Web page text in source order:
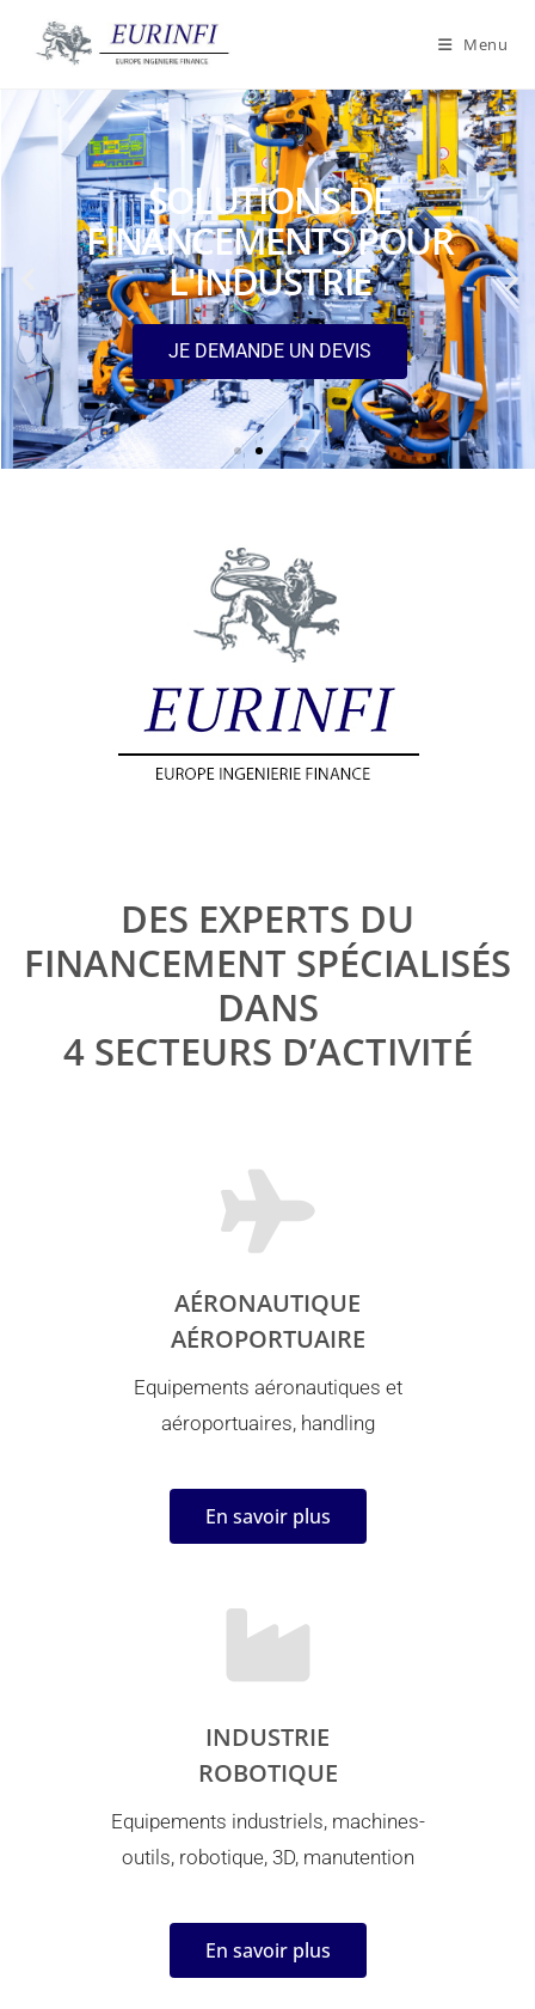
Menu
SOLUTIONS DE
FINANCEMENTS POUR
L'INDUSTRIE
JE DEMANDE UN DEVIS
DES EXPERTS DU
FINANCEMENT SPÉCIALISÉS
DANS
4 SECTEURS D’ACTIVITÉ
AÉRONAUTIQUE
AÉROPORTUAIRE
Equipements aéronautiques et
aéroportuaires, handling
En savoir plus
INDUSTRIE
ROBOTIQUE
Equipements industriels, machines-
outils, robotique, 3D, manutention
En savoir plus